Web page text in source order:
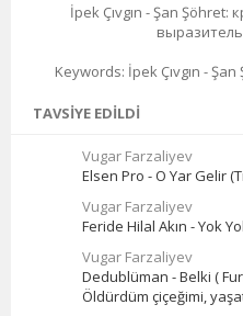
İpek Çıvgın - Şan
Keywords: İpek Çıvgın -
TAVSIYE EDILDI
Vugar Farzaliyev
Elsen Pro - O Yar Gelir
Vugar Farzaliyev
Feride Hilal Akın - Yok
Vugar Farzaliyev
Dedublüman - Belki (
Öldürdüm çiçeğimi,